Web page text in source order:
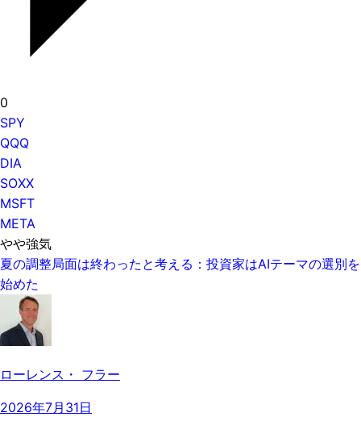
0
SPY
QQQ
DIA
SOXX
MSFT
META
やや強気
夏の調整局面は終わったと考える：投資家はAIテーマの選別を
始めた
ローレンス・ フラー
2026年7月31日